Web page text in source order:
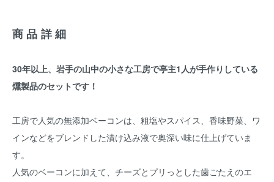
商品詳細
30年以上、岩手の山中の小さな工房で亭主1人が手作りしている
燻製品のセットです！
工房で人気の無添加ベーコンは、粗塩やスパイス、香味野菜、ワ
インなどをブレンドした漬け込み液で奥深い味に仕上げていま
す。
人気のベーコンに加えて、チーズとプリっとした歯ごたえのエ